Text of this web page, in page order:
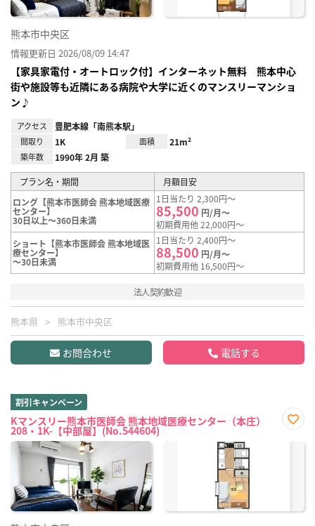
熊本市中央区
情報更新日 2026/08/09 14:47
【家具家電付・オートロック付】インターネット無料 熊本中心
街や施設等も近隣にある病院や大学に近くのマンスリーマンショ
ン♪
アクセス 豊肥本線「南熊本駅」
間取り 1K 面積 21m²
築年数 1990年 2月 築
プラン名・期間
月額目安
ロング【熊本市医師会 熊本地域医療
センター】
30日以上～360日未満
1日当たり 2,300円～
85,500 円/月～
初期費用他 22,000円～
ショート【熊本市医師会 熊本地域医
療センター】
～30日未満
1日当たり 2,400円～
88,500 円/月～
初期費用他 16,500円～
法人契約歓迎
熊本県 熊本市中央区
お問合わせ 電話する
割引キャンペーン
Kマンスリー熊本市医師会 熊本地域医療センター（本庄）
208・1K-【中部屋】(No.544604)
に入